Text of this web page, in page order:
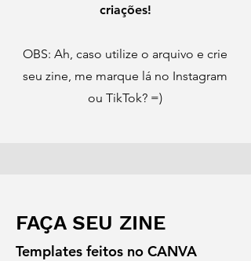
criações!
OBS: Ah, caso utilize o arquivo e crie
seu zine, me marque lá no Instagram
ou TikTok? =)
FAÇA SEU ZINE
Templates feitos no CANVA